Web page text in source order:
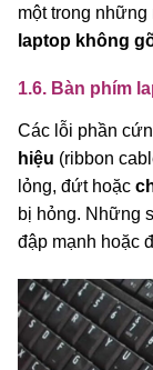
một trong
laptop không
1.6. Bàn phím
Các lỗi phần
hiệu (ribbon
lỏng, đứt hoặc
bị hỏng. Những
đập mạnh hoặc